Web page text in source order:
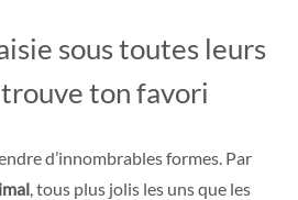
sous toutes leurs
ton favori
d’innombrables formes. Par
, tous plus jolis les uns que les